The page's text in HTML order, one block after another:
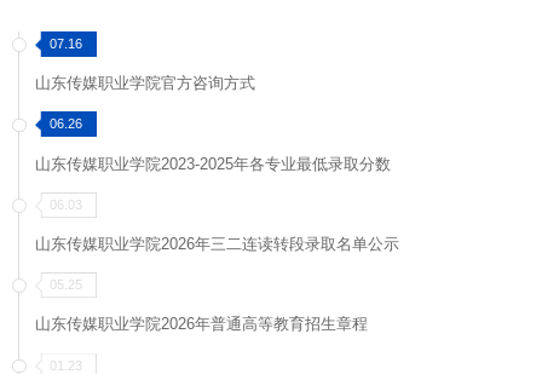
07.16
山东传媒职业学院官方咨询方式
06.26
山东传媒职业学院2023-2025年各专业最低录取分数
06.03
山东传媒职业学院2026年三二连读转段录取名单公示
05.25
山东传媒职业学院2026年普通高等教育招生章程
01.23